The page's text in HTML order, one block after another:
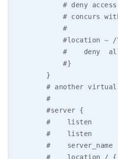
# deny
# concurs
            #
#location ~ /
#    deny
            #}
        }
# another
        #
        #server {
#    listen
#    listen
#    server_name
        #    location / {